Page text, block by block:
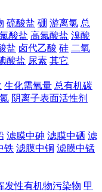
硫酸盐 硼 游离氯 总
氯酸盐 高氯酸盐 溴酸
盐 卤代乙酸 硅 二氧
酸盐 尿素 其它
生化需氧量 总有机碳
阴离子表面活性剂
滤膜中砷 滤膜中硒 滤
铁 滤膜中铜 滤膜中锰
发性有机物污染物 甲